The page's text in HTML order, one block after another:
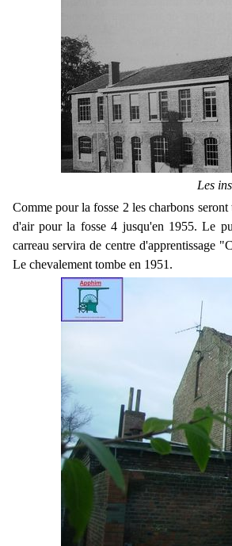
Les
Comme pour la fosse 2 les charbons
d'air pour la fosse 4 jusqu'en 1955. Le
carreau servira de centre d'apprentissage
Le chevalement tombe en 1951.